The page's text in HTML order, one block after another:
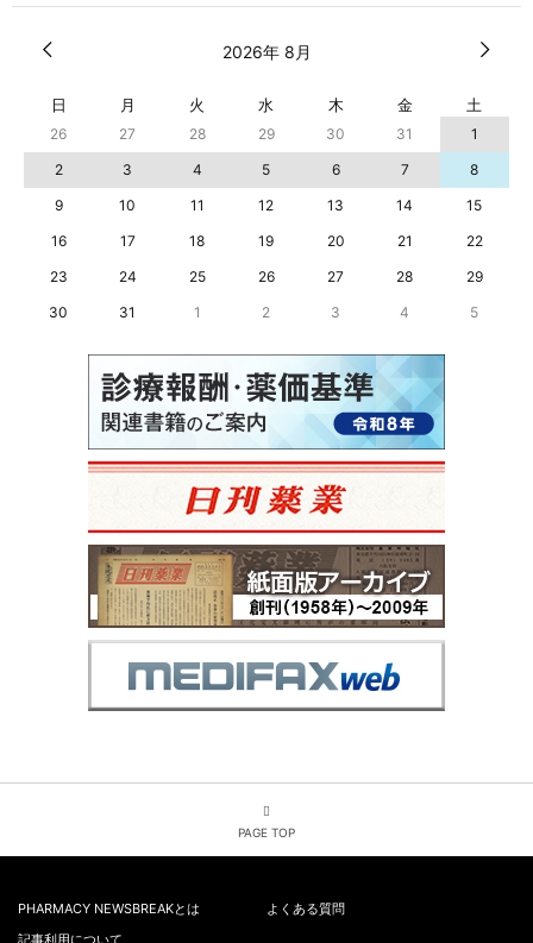
2026年 8月
日 月 火 水 木 金 土
26 27 28 29 30 31
1
2
3 4 5 6 7
8
9
10 11 12 13 14
15
16
17 18 19 20 21
22
23
24 25 26 27 28
29
30
31 1 2 3 4 5
PAGE TOP
PHARMACY NEWSBREAKとは
よくある質問